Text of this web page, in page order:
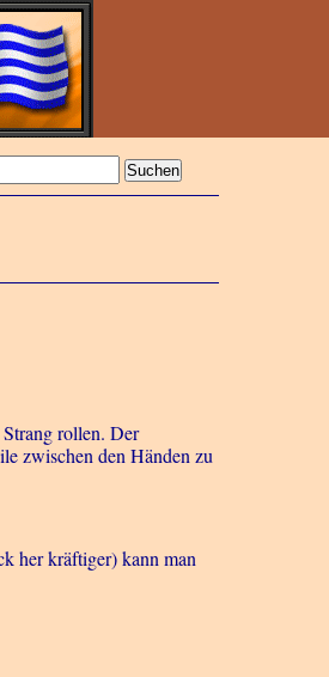
rollen. Der
zwischen den Händen zu
her kräftiger) kann man